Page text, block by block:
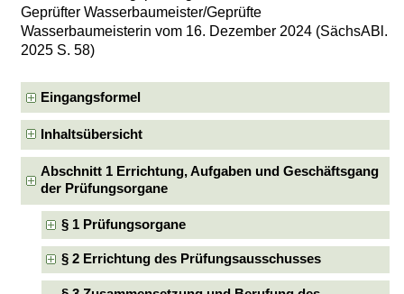
Geprüfter Wasserbaumeister/Geprüfte
Wasserbaumeisterin vom 16. Dezember 2024 (SächsABl.
2025 S. 58)
Eingangsformel
Inhaltsübersicht
Abschnitt 1 Errichtung, Aufgaben und Geschäftsgang
der Prüfungsorgane
§ 1 Prüfungsorgane
§ 2 Errichtung des Prüfungsausschusses